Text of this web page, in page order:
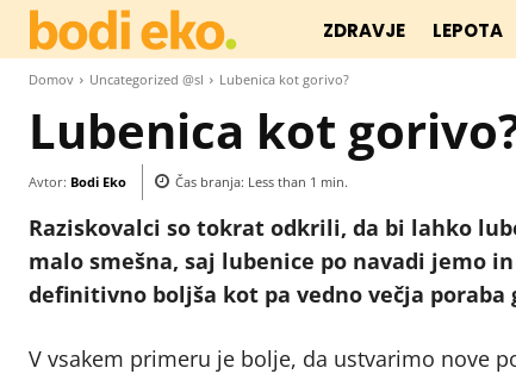
ZDRAVJE LEPOTA
Domov Uncategorized @sl Lubenica kot gorivo?
Lubenica kot
Avtor: Bodi Eko Čas branja: Less than 1 min.
Raziskovalci so tokrat odkrili, da bi lahko
malo smešna, saj lubenice po navadi jemo
definitivno boljša kot pa vedno večja poraba
V vsakem primeru je bolje, da ustvarimo nove